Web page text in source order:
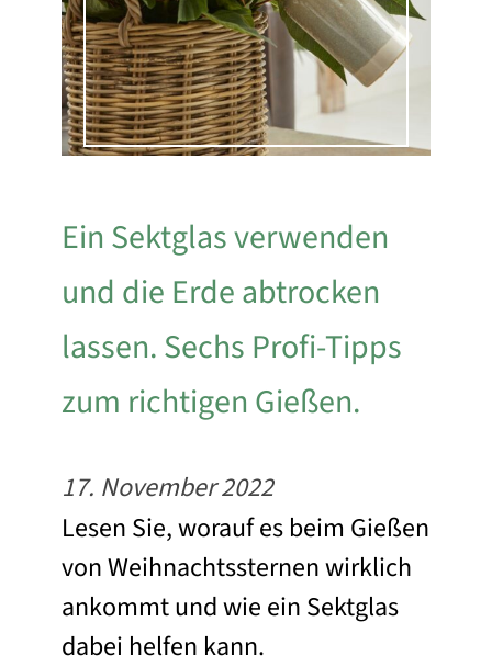
Ein Sektglas verwenden
und die Erde abtrocken
lassen. Sechs Profi-Tipps
zum richtigen Gießen.
17. November 2022
Lesen Sie, worauf es beim Gießen
von Weihnachtssternen wirklich
ankommt und wie ein Sektglas
dabei helfen kann.